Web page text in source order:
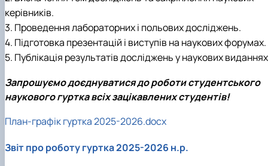
керівників.
3. Проведення лабораторних і польових досліджень.
4. Підготовка презентацій і виступів на наукових форумах.
5. Публікація результатів досліджень у наукових
Запрошуємо доєднуватися до роботи студентського
наукового гуртка всіх зацікавлених студентів!
План-графік гуртка 2025-2026.docx
Звіт про роботу гуртка 2025-2026 н.р.